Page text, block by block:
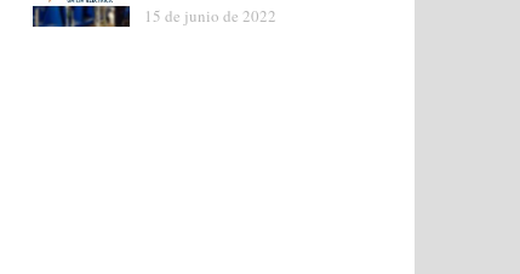
15 de junio de 2022